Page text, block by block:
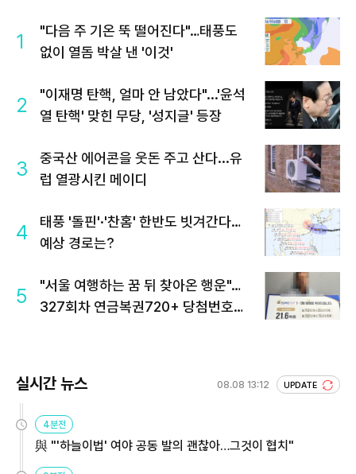
1
"다음 주 기온 뚝 떨어진다"…태풍도
없이 열돔 박살 낸 '이것'
2
"이재명 탄핵, 얼마 안 남았다"...'윤석
열 탄핵' 맞힌 무당, '성지글' 등장
3
중국산 에어콘을 웃돈 주고 산다...유
럽 열광시킨 메이디
4
태풍 '돌핀'·'찬홈' 한반도 빗겨간다…
예상 경로는?
5
"서울 여행하는 꿈 뒤 찾아온 행운"…
327회차 연금복권720+ 당첨번호조
실시간 뉴스 08.08 13:12 UPDATE
4분전
與 "'하늘이법' 여야 공동 발의 괜찮아…그것이 협치"